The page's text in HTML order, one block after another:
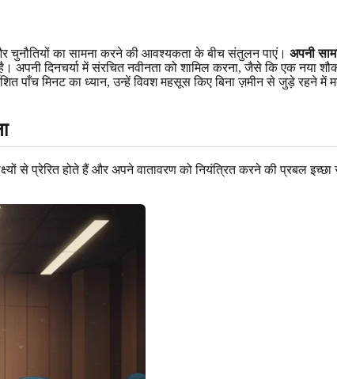
चुनौतियों का सामना करने की आवश्यकता के बीच संतुलन पाएं। अपनी
दिनचर्या में संरचित नवीनता को शामिल करना, जैसे कि एक नया शौक
पाँच मिनट का ध्यान, उन्हें विवश महसूस किए बिना ज़मीन से जुड़े रहने
से प्रेरित होते हैं और अपने वातावरण को नियंत्रित करने की प्रबल